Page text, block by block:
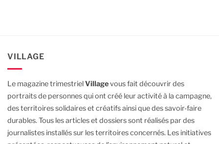
VILLAGE
Le magazine trimestrielVillagevous fait découvrir des
portraits de personnes qui ont créé leur activité à la campagne,
des territoires solidaires et créatifs ainsi que des savoir-faire
durables.Tous les articles et dossiers sont réalisés par des
journalistes installés sur les territoires concernés. Les initiatives